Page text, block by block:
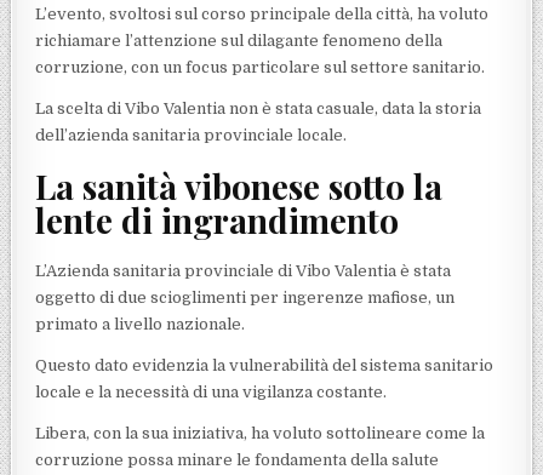
L’evento, svoltosi sul corso principale della città, ha voluto
richiamare l’attenzione sul dilagante fenomeno della
corruzione, con un focus particolare sul settore sanitario.
La scelta di Vibo Valentia non è stata casuale, data la storia
dell’azienda sanitaria provinciale locale.
La sanità vibonese sotto la
lente di ingrandimento
L’Azienda sanitaria provinciale di Vibo Valentia è stata
oggetto di due scioglimenti per ingerenze mafiose, un
primato a livello nazionale.
Questo dato evidenzia la vulnerabilità del sistema sanitario
locale e la necessità di una vigilanza costante.
Libera, con la sua iniziativa, ha voluto sottolineare come la
corruzione possa minare le fondamenta della salute